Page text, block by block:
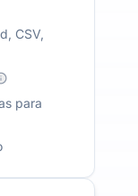
CSV,
para